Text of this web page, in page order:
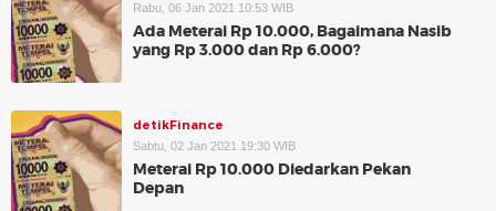
Rabu, 06 Jan 2021 10:53 WIB
Ada Meterai Rp 10.000, Bagaimana Nasib
yang Rp 3.000 dan Rp 6.000?
detikFinance
Sabtu, 02 Jan 2021 19:30 WIB
Meterai Rp 10.000 Diedarkan Pekan
Depan